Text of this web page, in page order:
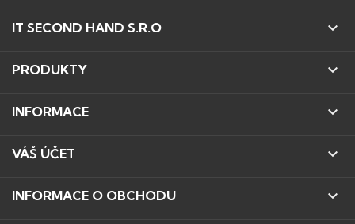
IT SECOND HAND S.R.O 
PRODUKTY 
INFORMACE 
VÁŠ ÚČET 
INFORMACE O OBCHODU 